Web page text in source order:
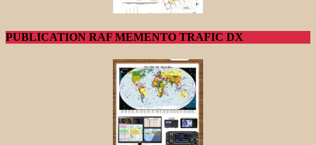
PUBLICATION RAF MEMENTO TRAFIC DX